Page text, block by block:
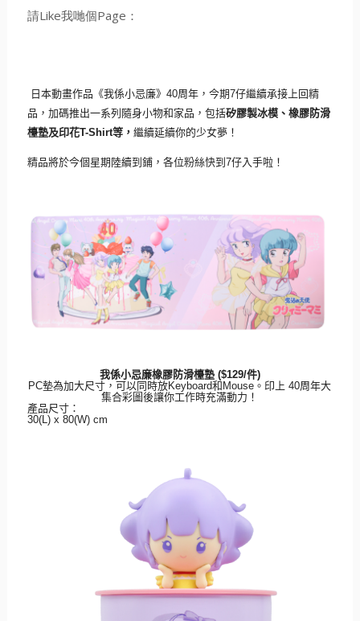
請Like我哋個Page：
日本動畫作品《我係小忌廉》 40周年，今期7仔繼續承接上回精
品， 加碼推出一系列隨身小物和家品，包括矽膠製冰模、 橡膠防滑
檯塾及印花T-Shirt等， 繼續延續你的少女夢！
精品將於今個星期陸續到鋪，各位粉絲快到 7仔入手啦！
我係小忌廉橡膠防滑檯塾($129/件)
PC墊為加大尺寸，可以同時放Keyboard和 Mouse 。印上 40周年大
集合彩圖後讓你工作時充滿動力！
產品尺寸：
30(L) x 80(W) cm